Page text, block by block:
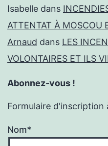
Isabelle dans
ATTENTAT À MOSCOU
Arnaud dans LES
VOLONTAIRES ET ILS
Abonnez-vous !
Formulaire d'inscription
Nom*